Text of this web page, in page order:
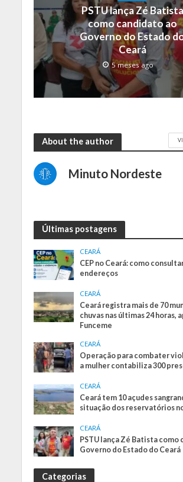
PSTU lança Zé Batista
como candidato ao
Governo do Estado
Ceará
5 meses ago
About the author
Minuto Nordeste
Últimas postagens
CEARÁ
CEP no Ceará: como
endereços
CEARÁ
Ceará registra mais de 70
chuvas nas últimas 24 horas,
Funceme
CEARÁ
Operação para combater
a mulher contabiliza 300
CEARÁ
Ceará tem 10 açudes
situação dos reservatórios
CEARÁ
PSTU lança Zé Batista como
Governo do Estado do Ceará
Categorias